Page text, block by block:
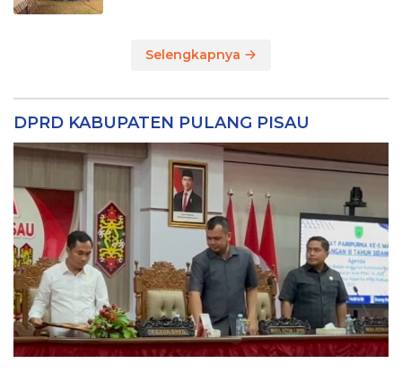
Selengkapnya
DPRD KABUPATEN PULANG PISAU